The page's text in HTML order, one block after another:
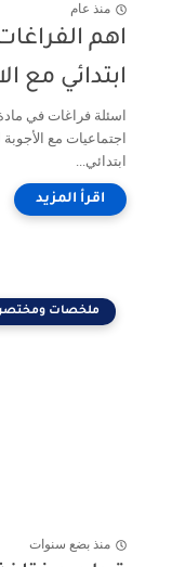
منذ عام
اهم
ابتدائي مع
اسئلة فراغات في
اجتماعيات مع
ابتدائي...
ملخصات
منذ بضع سنوات